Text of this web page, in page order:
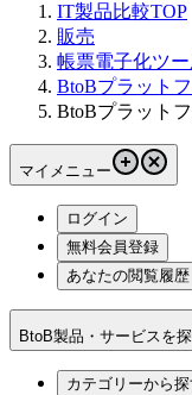
IT製品比較TOP
販売
帳票電子化ツ
BtoBプラット
BtoBプラット
マイメニュー
ログイン
無料会員登録
あなたの閲覧履歴
BtoB製品・サービスを
カテゴリーから探